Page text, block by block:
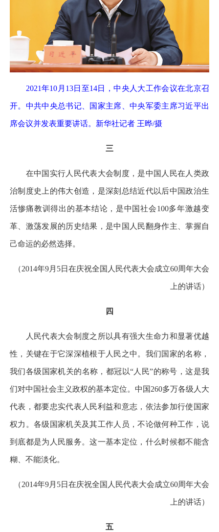
2021年10月13日至14日，中央人大工作会议在北京召
开。中共中央总书记、国家主席、中央军委主席习近平出
席会议并发表重要讲话。新华社记者 王晔/摄
三
在中国实行人民代表大会制度，是中国人民在人类政
治制度史上的伟大创造，是深刻总结近代以后中国政治生
活惨痛教训得出的基本结论，是中国社会100多年激越变
革、激荡发展的历史结果，是中国人民翻身作主、掌握自
己命运的必然选择。
（2014年9月5日在庆祝全国人民代表大会成立60周年大会
上的讲话）
四
人民代表大会制度之所以具有强大生命力和显著优越
性，关键在于它深深植根于人民之中。我们国家的名称，
我们各级国家机关的名称，都冠以“人民”的称号，这是我
们对中国社会主义政权的基本定位。中国260多万各级人大
代表，都要忠实代表人民利益和意志，依法参加行使国家
权力。各级国家机关及其工作人员，不论做何种工作，说
到底都是为人民服务。这一基本定位，什么时候都不能含
糊、不能淡化。
（2014年9月5日在庆祝全国人民代表大会成立60周年大会
上的讲话）
五